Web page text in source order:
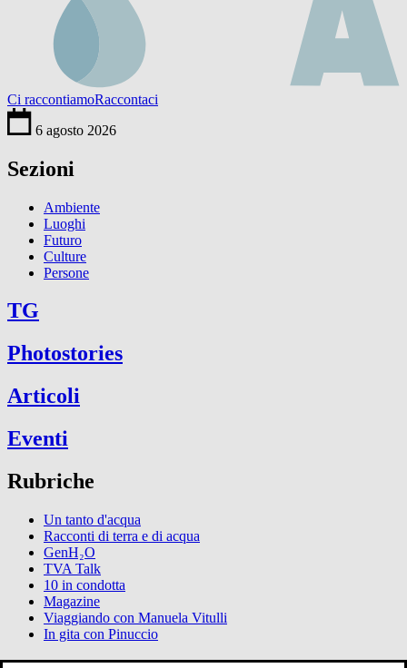
Ci raccontiamoRaccontaci
6 agosto 2026
Sezioni
Ambiente
Luoghi
Futuro
Culture
Persone
TG
Photostories
Articoli
Eventi
Rubriche
Un tanto d'acqua
Racconti di terra e di acqua
GenH₂O
TVA Talk
10 in condotta
Magazine
Viaggiando con Manuela Vitulli
In gita con Pinuccio
Ci raccontiamo